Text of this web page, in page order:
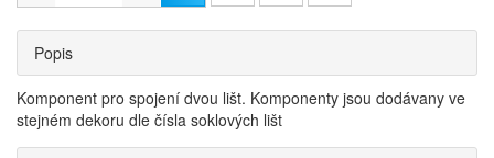
Popis
Komponent pro spojení dvou lišt. Komponenty jsou dodávany ve
stejném dekoru dle čísla soklových lišt